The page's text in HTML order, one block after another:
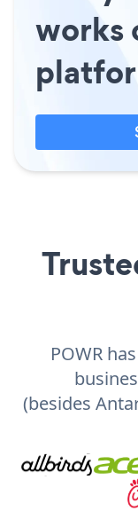
works
POWR
(besides